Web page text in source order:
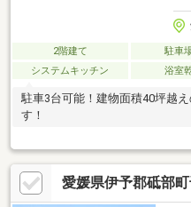
2階建て 駐車
システムキッチン
浴室
駐車3台可能！建物面積40坪越
す！
愛媛県伊予郡砥部